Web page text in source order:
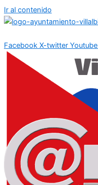
Ir al contenido
Facebook X-twitter Youtube